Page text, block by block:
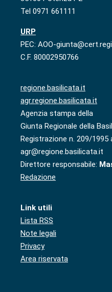
Tel 0971 661111
URP
PEC: AOO-
C.F. 80002950766
regione.basilicata.it
agr.regione.basilicata.it
Agenzia stampa della
Giunta Regionale della
Registrazione n. 209/1995
agr@regione.basilicata.it
Direttore responsabile:
Redazione
Link utili
Lista RSS
Note legali
Privacy
Area riservata